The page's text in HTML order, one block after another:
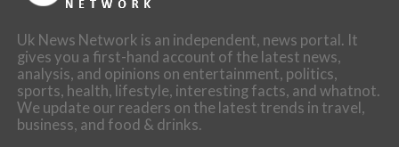
Uk News Network is an independent, news portal. It
gives you a first-hand account of the latest news,
analysis, and opinions on entertainment, politics,
sports, health, lifestyle, interesting facts, and whatnot.
We update our readers on the latest trends in travel,
business, and food & drinks.